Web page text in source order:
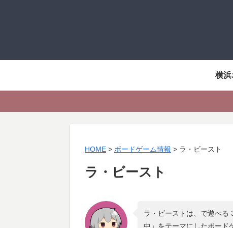
横
HOME > ボードゲーム情報 > ラ・ビースト
ラ・ビースト
ラ・ビーストは、で遊べる
中 」をテーマにしたボード